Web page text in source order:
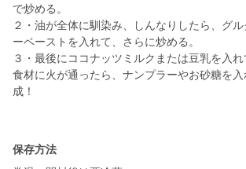
で炒める。
２・油が全体に馴染み、しんなりしたら、グ
ーペーストを入れて、さらに炒める。
３・最後にココナッツミルクまたは豆乳を入れ
食材に火が通ったら、ナンプラーやお砂糖を
成！
保存方法